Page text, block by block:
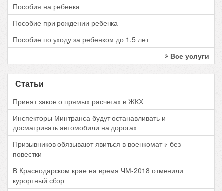
Пособия на ребенка
Пособие при рождении ребенка
Пособие по уходу за ребенком до 1.5 лет
Все услуги
Статьи
Принят закон о прямых расчетах в ЖКХ
Инспекторы Минтранса будут останавливать и
досматривать автомобили на дорогах
Призывников обязывают явиться в военкомат и без
повестки
В Краснодарском крае на время ЧМ-2018 отменили
курортный сбор